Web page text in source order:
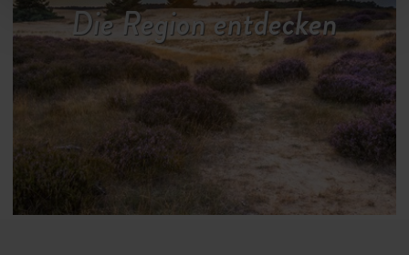
Die Region entdecken